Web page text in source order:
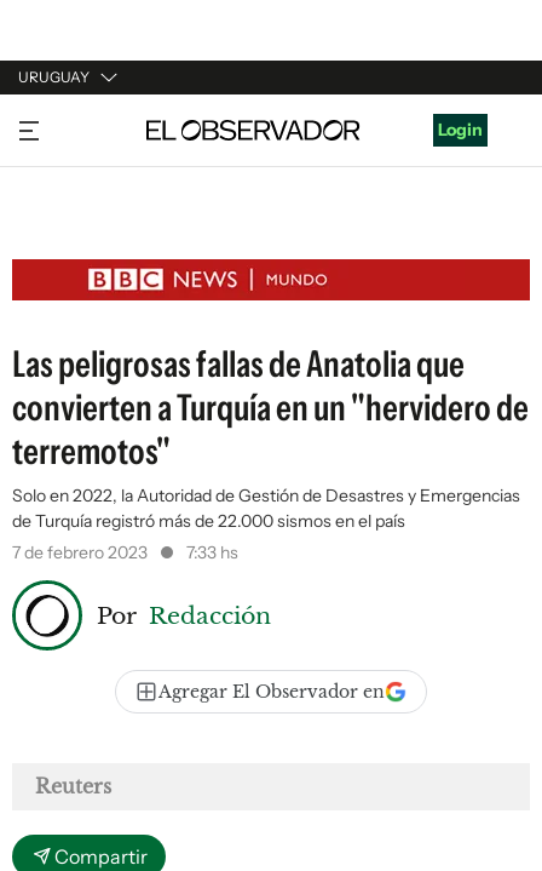
URUGUAY
URUGUAY
ARGENTINA
ESTADOS UNIDOS
Login
Las peligrosas fallas de Anatolia que
convierten a Turquía en un "hervidero de
terremotos"
Solo en 2022, la Autoridad de Gestión de Desastres y Emergencias
de Turquía registró más de 22.000 sismos en el país
7 de febrero 2023
7:33 hs
Por Redacción
Agregar El Observador en
Reuters
Compartir